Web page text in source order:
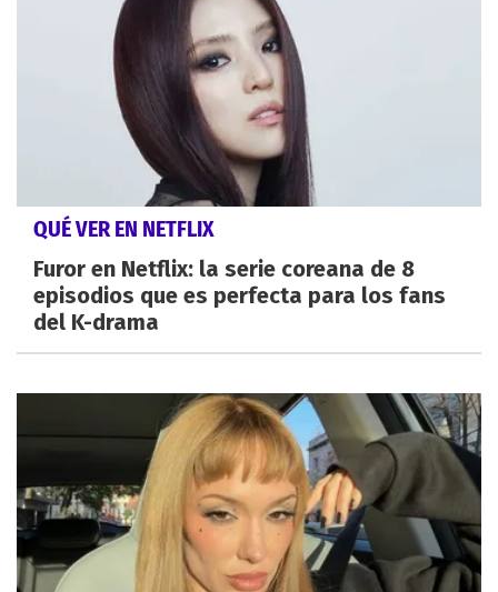
QUÉ VER EN NETFLIX
Furor en Netflix: la serie coreana de 8
episodios que es perfecta para los fans
del K-drama